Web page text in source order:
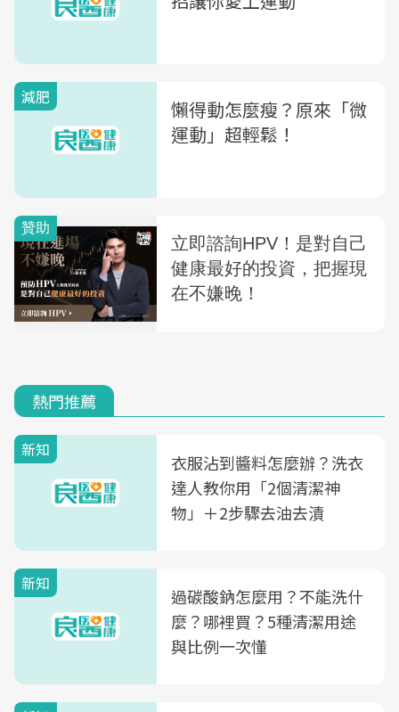
減肥
懶得動怎麼瘦？原來「微
運動」超輕鬆！
熱門推薦
新知
衣服沾到醬料怎麼辦？洗衣
達人教你用「2個清潔神
物」＋2步驟去油去漬
新知
過碳酸鈉怎麼用？不能洗什
麼？哪裡買？5種清潔用途
與比例一次懂